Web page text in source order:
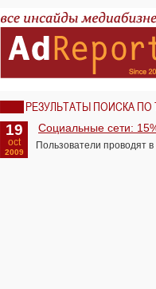
РЕЗУЛЬТАТЫ ПОИСКА
19
oct
2009
Социальные сети:
Пользователи проводят